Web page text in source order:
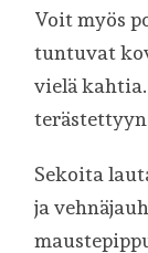
Voit myös
tuntuvat
vielä
Sekoita
ja